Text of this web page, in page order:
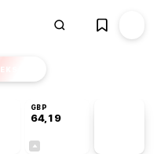
EKSTRA
GBP
64,19